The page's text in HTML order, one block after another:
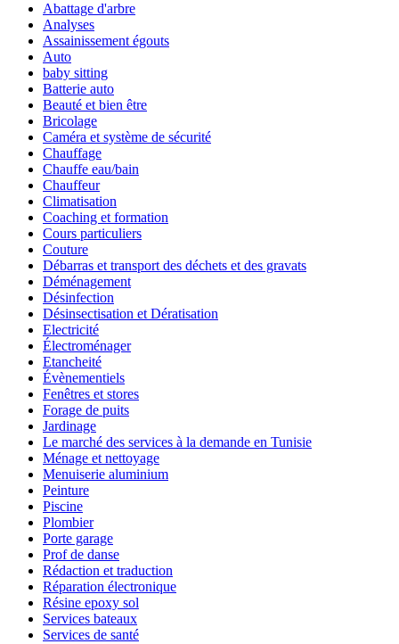
Abattage d'arbre
Analyses
Assainissement égouts
Auto
baby sitting
Batterie auto
Beauté et bien être
Bricolage
Caméra et système de sécurité
Chauffage
Chauffe eau/bain
Chauffeur
Climatisation
Coaching et formation
Cours particuliers
Couture
Débarras et transport des déchets et des gravats
Déménagement
Désinfection
Désinsectisation et Dératisation
Electricité
Électroménager
Etancheité
Évènementiels
Fenêtres et stores
Forage de puits
Jardinage
Le marché des services à la demande en Tunisie
Ménage et nettoyage
Menuiserie aluminium
Peinture
Piscine
Plombier
Porte garage
Prof de danse
Rédaction et traduction
Réparation électronique
Résine epoxy sol
Services bateaux
Services de santé